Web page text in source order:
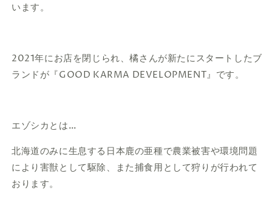
います。
2021年にお店を閉じられ、橘さんが新たにスタートしたブ
ランドが『GOOD KARMA DEVELOPMENT』です。
エゾシカとは…
北海道のみに生息する日本鹿の亜種で農業被害や環境問題
により害獣として駆除、また捕食用として狩りが行われて
おります。